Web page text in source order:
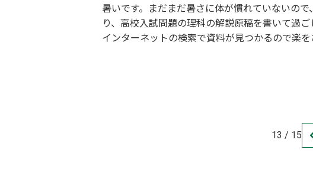
暑いです。まだまだ暑さに体が慣れていないの
り、高校入試問題の理科の解説原稿を書いて過
インターネットの検索で資料が見つかるので楽
13 / 15